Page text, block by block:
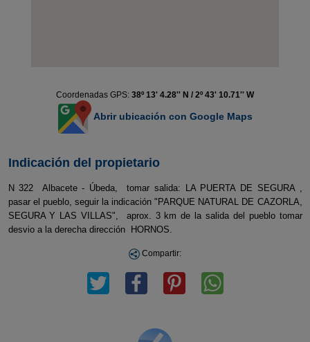
Coordenadas GPS: 38º 13' 4.28'' N / 2º 43' 10.71'' W
Abrir ubicación con Google Maps
Indicación del propietario
N 322 Albacete - Úbeda, tomar salida: LA PUERTA DE SEGURA ,
pasar el pueblo, seguir la indicación "PARQUE NATURAL DE CAZORLA,
SEGURA Y LAS VILLAS", aprox. 3 km de la salida del pueblo tomar
desvio a la derecha dirección HORNOS.
Compartir: